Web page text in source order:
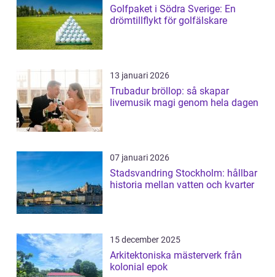
Golfpaket i Södra Sverige: En
drömtillflykt för golfälskare
13 januari 2026
Trubadur bröllop: så skapar
livemusik magi genom hela dagen
07 januari 2026
Stadsvandring Stockholm: hållbar
historia mellan vatten och kvarter
15 december 2025
Arkitektoniska mästerverk från
kolonial epok